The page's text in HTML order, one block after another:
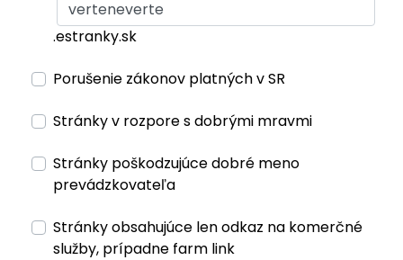
.estranky.sk
Porušenie zákonov platných v SR
Stránky v rozpore s dobrými mravmi
Stránky poškodzujúce dobré meno
prevádzkovateľa
Stránky obsahujúce len odkaz na komerčné
služby, prípadne farm link